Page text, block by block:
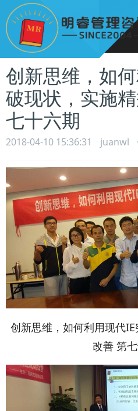
创新思维，如
破现状，实施
七十六期
2018-04-10 15:36:31 juanwl
创新思维，如何利用现代
改善 第